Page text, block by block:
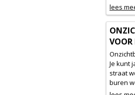
lees
VOOR
Je kunt
straat
buren